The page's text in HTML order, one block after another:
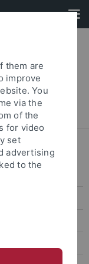
them are
improve
You
via the
of the
for video
set
advertising
to the